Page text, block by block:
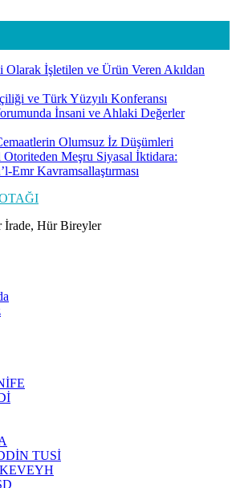
Olarak İşletilen ve Ürün Veren Akıldan
ve Türk Yüzyılı Konferansı
İnsani ve Ahlaki Değerler
Olumsuz İz Düşümleri
Otoriteden Meşru Siyasal İktidara:
Emr Kavramsallaştırması
İrade, Hür Bireyler
TUSİ